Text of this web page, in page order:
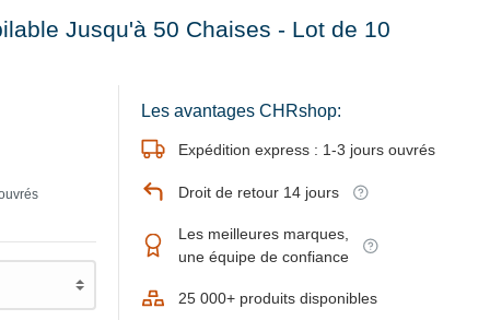
Jusqu'à 50 Chaises - Lot de 10
Les avantages CHRshop:
Expédition express : 1-3 jours ouvrés
Droit de retour 14 jours
Les meilleures marques,
une équipe de confiance
25 000+ produits disponibles